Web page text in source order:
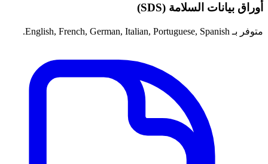
أوراق بيانات السلامة (SDS)
متوفر بـ English, French, German, Italian, Portuguese, Spanish.